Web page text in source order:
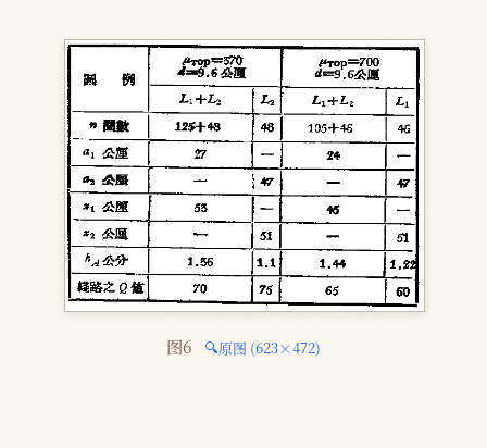
图6 🔍原图 (623×472)